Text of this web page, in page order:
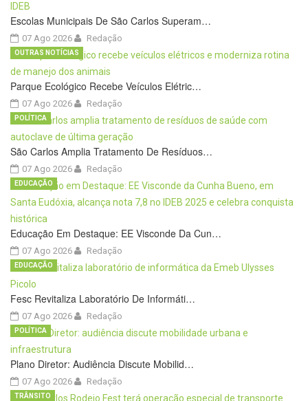
Escolas Municipais De São Carlos Superam…
07 Ago 2026 Redação
Parque Ecológico Recebe Veículos Elétric…
07 Ago 2026
OUTRAS NOTÍCIAS
Redação
São Carlos Amplia Tratamento De Resíduos…
07 Ago 2026
POLÍTICA
Redação
Educação Em Destaque: EE Visconde Da Cun…
07 Ago 2026
EDUCAÇÃO
Redação
Fesc Revitaliza Laboratório De Informáti…
07 Ago 2026
EDUCAÇÃO
Redação
Plano Diretor: Audiência Discute Mobilid…
07 Ago 2026
POLÍTICA
Redação
TRÂNSITO